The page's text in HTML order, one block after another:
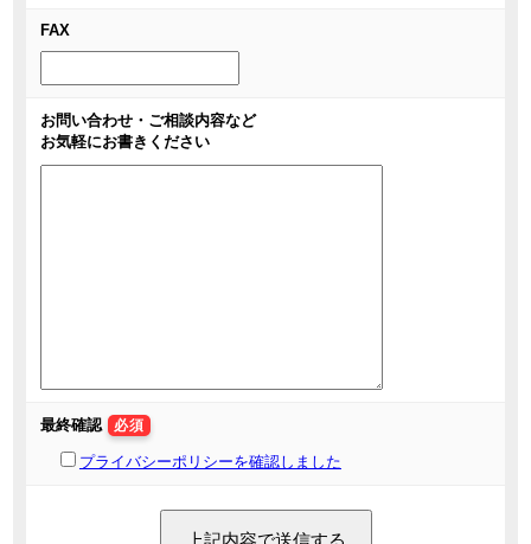
FAX
お問い合わせ・ご相談内容など
お気軽にお書きください
最終確認 必須
プライバシーポリシーを確認しました